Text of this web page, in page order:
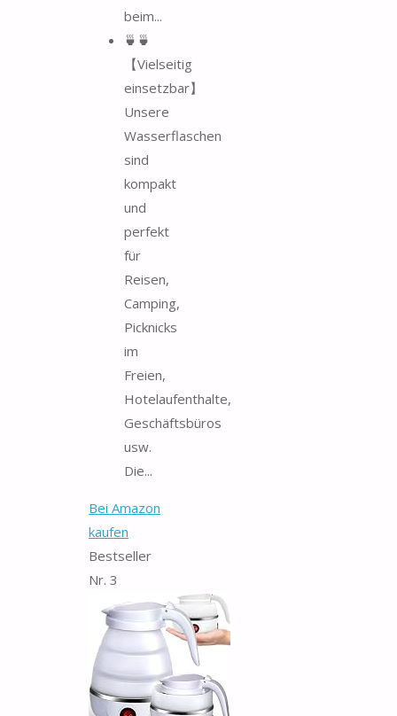
beim...
🍵🍵
【Vielseitig
einsetzbar】
Unsere
Wasserflaschen
sind
kompakt
und
perfekt
für
Reisen,
Camping,
Picknicks
im
Freien,
Hotelaufenthalte,
Geschäftsbüros
usw.
Die...
Bei Amazon
kaufen
Bestseller
Nr. 3